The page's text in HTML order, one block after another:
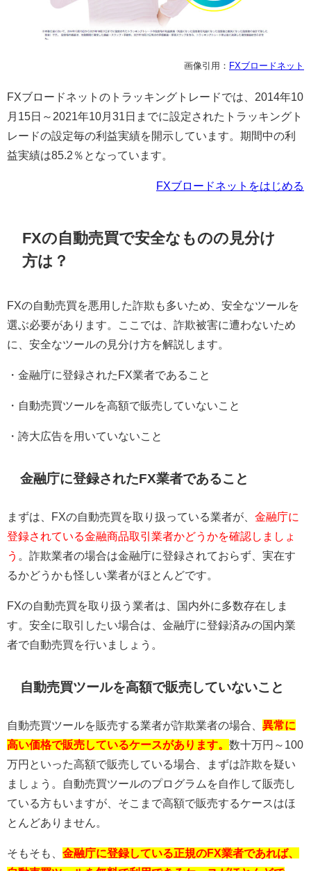
画像引用： FXブロードネット
FXブロードネットのトラッキングトレードでは、 2014年10
月 15日～ 2021 年10 月 31 日までに設定されたトラッキングト
レードの設定毎の利益実績を開示しています。期間中の利
益実績は85.2 ％となっています。
FXブロードネットをはじめる
FXの自動売買で安全なものの見分け
方は？
FXの自動売買を悪用した詐欺も多いため、安全なツールを
選ぶ必要があります。ここでは、詐欺被害に遭わないため
に、安全なツールの見分け方を解説します。
・金融庁に登録された FX業者であること
・自動売買ツールを高額で販売していないこと
・誇大広告を用いていないこと
金融庁に登録されたFX業者であること
まずは、 FXの自動売買を取り扱っている業者が、 金融庁に
登録されている金融商品取引業者かどうかを確認しましょ
う
。詐欺業者の場合は金融庁に登録されておらず、実在す
るかどうかも怪しい業者がほとんどです。
FXの自動売買を取り扱う業者は、国内外に多数存在しま
す。安全に取引したい場合は、金融庁に登録済みの国内業
者で自動売買を行いましょう。
自動売買ツールを高額で販売していないこと
自動売買ツールを販売する業者が詐欺業者の場合、 異常に
高い価格で販売しているケースがあります。 数十万円～ 100
万円といった高額で販売している場合、まずは詐欺を疑い
ましょう。自動売買ツールのプログラムを自作して販売し
ている方もいますが、そこまで高額で販売するケースはほ
とんどありません。
そもそも、 金融庁に登録している正規のFX業者であれば、